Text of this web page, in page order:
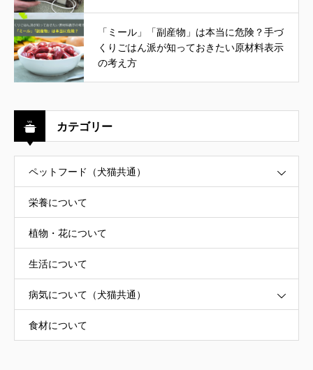
「ミール」「副産物」は本当に危険？手づ
くりごはん派が知っておきたい原材料表示
の考え方
カテゴリー
ペットフード（犬猫共通）
栄養について
植物・花について
生活について
病気について（犬猫共通）
食材について